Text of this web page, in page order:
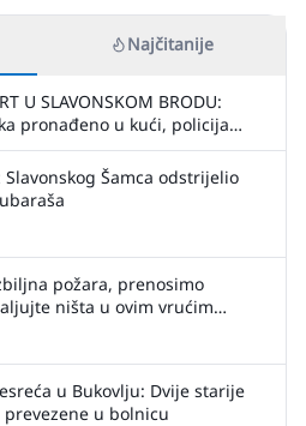
Najčitanije
U SLAVONSKOM BRODU:
pronađeno u kući, policija
Slavonskog Šamca odstrijelio
požara, prenosimo
ništa u ovim vrućim
u Bukovlju: Dvije starije
u bolnicu